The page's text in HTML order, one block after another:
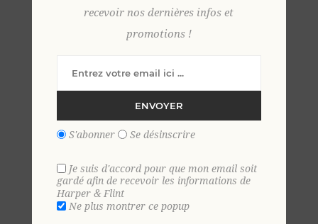
L XL
recevoir nos dernières infos et
promotions !
ENVOYER
S'abonner Se désinscrire
Je suis d'accord pour que mon email soit
gardé afin de recevoir les informations de
Harper & Flint
Ne plus montrer ce popup